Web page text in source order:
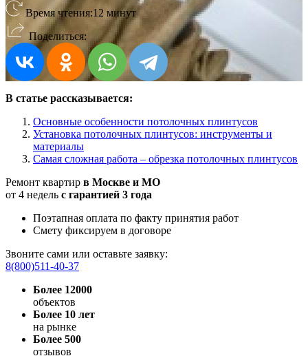
Время чтения:12 минут
Поделиться:
В статье рассказывается:
Основные особенности потолочных плинтусов
Установка потолочных плинтусов: инструменты и
материалы
Самая сложная работа – обрезка потолочных плинтусов
Ремонт квартир в Москве и МО
от 4 недель с гарантией 3 года
Поэтапная оплата по факту принятия работ
Смету фиксируем в договоре
Звоните сами или оставьте заявку:
8(800)511-40-37
Более 12000
объектов
Более 10 лет
на рынке
Более 500
отзывов